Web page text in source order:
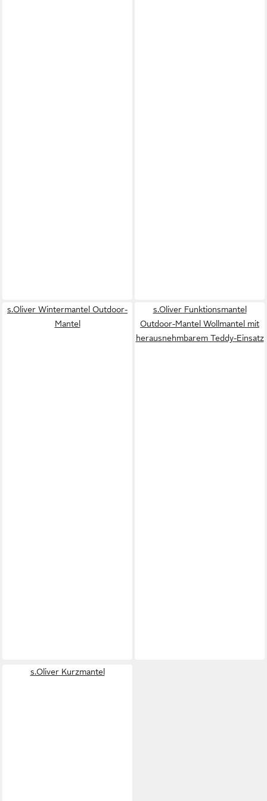
s.Oliver Wintermantel Outdoor-
Mantel
s.Oliver Funktionsmantel
Outdoor-Mantel Wollmantel mit
herausnehmbarem Teddy-Einsatz
s.Oliver Kurzmantel